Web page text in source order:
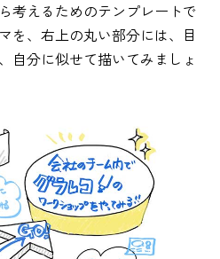
考えるためのテンプレートで
を、右上の丸い部分には、目
自分に似せて描いてみましょ